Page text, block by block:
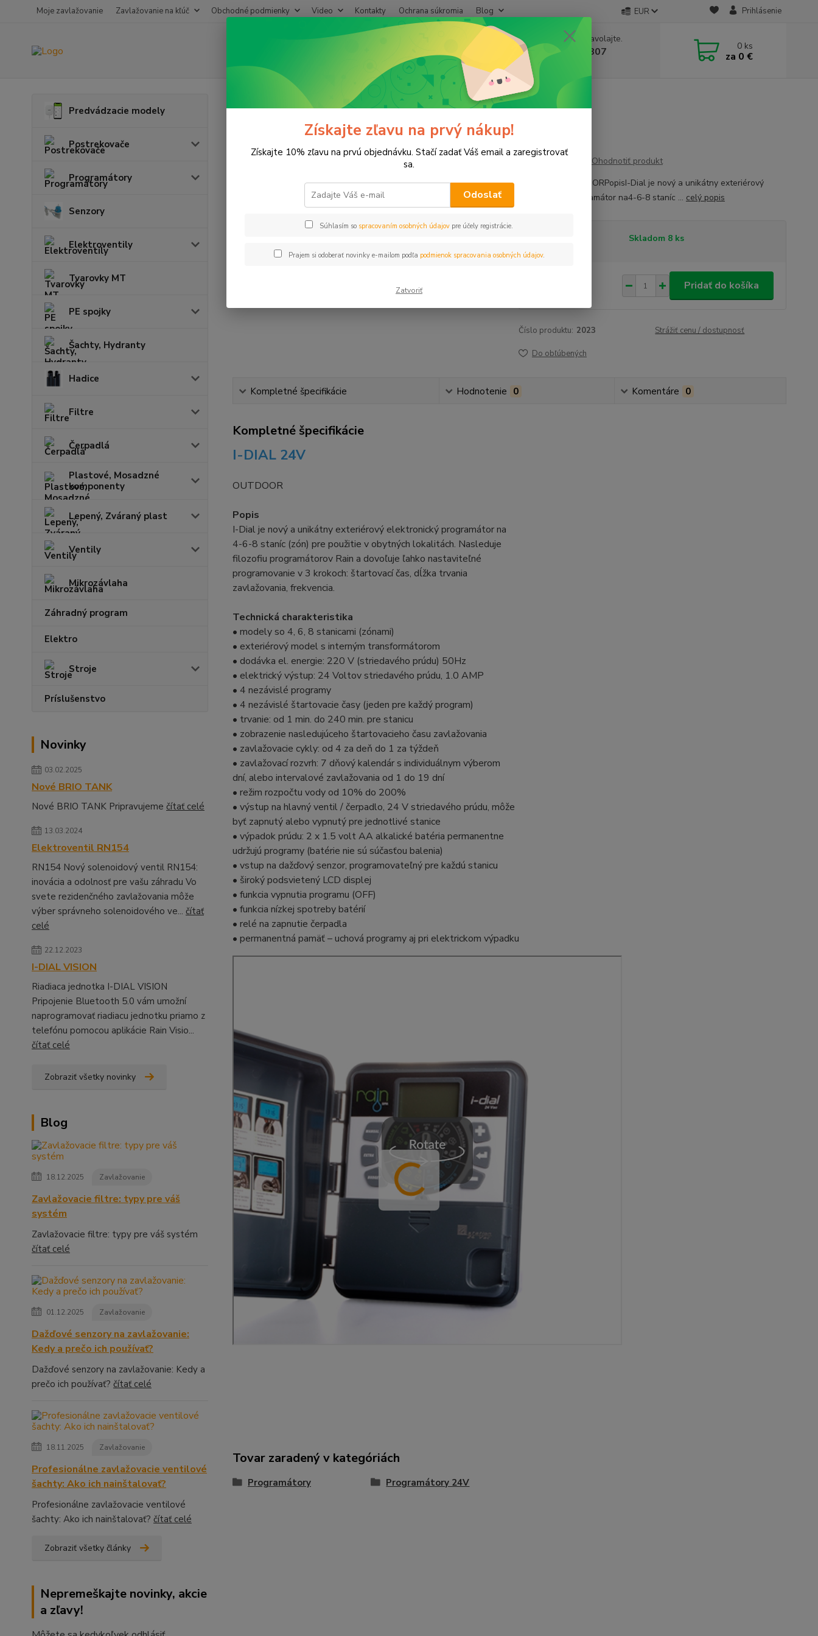
Moje zavlažovanie Zavlažovanie na kľúč Obchodné podmienky Video Kontakty Ochrana súkromia Blog EUR Prihlásenie
Neviete si rady? Zavolajte.
+421 911 131 807
(Po-Pia, 8-17 hod.)
0 ks
za 0 €
Predvádzacie modely
Postrekovače
Programátory
Senzory
Elektroventily
Tvarovky MT
PE spojky
Šachty, Hydranty
Hadice
Filtre
Čerpadlá
Plastové, Mosadzné
komponenty
Lepený, Zváraný plast
Ventily
Mikrozávlaha
Záhradný program
Elektro
Stroje
Príslušenstvo
Novinky
03.02.2025
Nové BRIO TANK
Nové BRIO TANK Pripravujeme čítať celé
13.03.2024
Elektroventil RN154
RN154 Nový solenoidový ventil RN154:
inovácia a odolnosť pre vašu záhradu Vo
svete rezidenčného zavlažovania môže
výber správneho solenoidového ve... čítať
celé
22.12.2023
I-DIAL VISION
Riadiaca jednotka I-DIAL VISION
Pripojenie Bluetooth 5.0 vám umožní
naprogramovať riadiacu jednotku priamo z
telefónu pomocou aplikácie Rain Visio...
čítať celé
Zobraziť všetky novinky
Blog
18.12.2025 Zavlažovanie
Zavlažovacie filtre: typy pre váš
systém
Zavlažovacie filtre: typy pre váš systém
čítať celé
01.12.2025 Zavlažovanie
Dažďové senzory na zavlažovanie:
Kedy a prečo ich používať?
Dažďové senzory na zavlažovanie: Kedy a
prečo ich používať? čítať celé
18.11.2025 Zavlažovanie
Profesionálne zavlažovacie ventilové
šachty: Ako ich nainštalovať?
Profesionálne zavlažovacie ventilové
šachty: Ako ich nainštalovať? čítať celé
Zobraziť všetky články
Nepremeškajte novinky, akcie
a zľavy!
Programátor RAIN I-DIAL 8E, 24V
Programátor RAIN I-DIAL 8E, 24V
Ohodnotiť produkt
I-DIAL 24VOUTDOORPopisI-Dial je nový a unikátny exteriérový
elektronický programátor na4-6-8 staníc ... celý popis
Skladom 8 ks
Pridať do košíka
Číslo produktu: 2023 Strážiť cenu / dostupnosť
Do obľúbených
Kompletné špecifikácie Hodnotenie 0 Komentáre 0
Kompletné špecifikácie
I-DIAL 24V
OUTDOOR
Popis
I-Dial je nový a unikátny exteriérový elektronický programátor na
4-6-8 staníc (zón) pre použitie v obytných lokalitách. Nasleduje
filozofiu programátorov Rain a dovoľuje ľahko nastaviteľné
programovanie v 3 krokoch: štartovací čas, dĺžka trvania
zavlažovania, frekvencia.
Technická charakteristika
• modely so 4, 6, 8 stanicami (zónami)
• exteriérový model s interným transformátorom
• dodávka el. energie: 220 V (striedavého prúdu) 50Hz
• elektrický výstup: 24 Voltov striedavého prúdu, 1.0 AMP
• 4 nezávislé programy
• 4 nezávislé štartovacie časy (jeden pre každý program)
• trvanie: od 1 min. do 240 min. pre stanicu
• zobrazenie nasledujúceho štartovacieho času zavlažovania
• zavlažovacie cykly: od 4 za deň do 1 za týždeň
• zavlažovací rozvrh: 7 dňový kalendár s individuálnym výberom
dní, alebo intervalové zavlažovania od 1 do 19 dní
• režim rozpočtu vody od 10% do 200%
• výstup na hlavný ventil / čerpadlo, 24 V striedavého prúdu, môže
byť zapnutý alebo vypnutý pre jednotlivé stanice
• výpadok prúdu: 2 x 1.5 volt AA alkalické batéria permanentne
udržujú programy (batérie nie sú súčasťou balenia)
• vstup na dažďový senzor, programovateľný pre každú stanicu
• široký podsvietený LCD displej
• funkcia vypnutia programu (OFF)
• funkcia nízkej spotreby batérií
• relé na zapnutie čerpadla
• permanentná pamäť – uchová programy aj pri elektrickom výpadku
Tovar zaradený v kategóriách
Programátory Programátory 24V
Získajte zľavu na prvý nákup!
Získajte 10% zľavu na prvú objednávku. Stačí zadať Váš email a zaregistrovať
sa.
Odoslať
Súhlasím so spracovaním osobných údajov pre účely registrácie.
Prajem si odoberať novinky e-mailom podľa podmienok spracovania osobných údajov.
Zatvoriť